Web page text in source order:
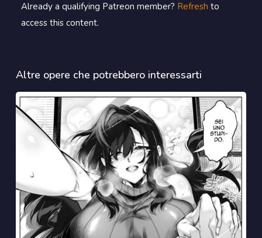
Already a qualifying Patreon member? Refresh to
access this content.
Altre opere che potrebbero interessarti